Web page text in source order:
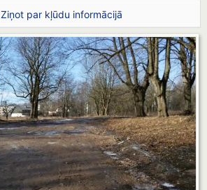
Ziņot par kļūdu informācijā